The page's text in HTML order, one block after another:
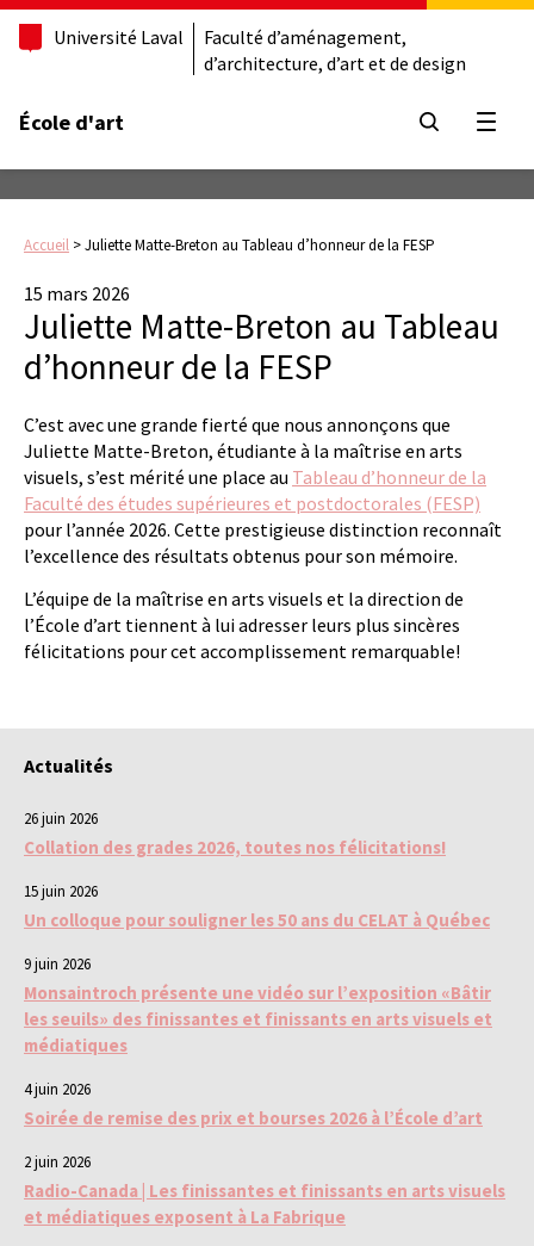
Université Laval
Faculté d’aménagement,
d’architecture, d’art et de design
École d'art
Accueil >Juliette Matte-Breton au Tableau d’honneur de la FESP
15 mars 2026
Juliette Matte-Breton au Tableau
d’honneur de la FESP
C’est avec une grande fierté que nous annonçons que
Juliette Matte-Breton, étudiante à la maîtrise en arts
visuels, s’est mérité une place au Tableau d’honneur de la
Faculté des études supérieures et postdoctorales (FESP)
pour l’année 2026. Cette prestigieuse distinction reconnaît
l’excellence des résultats obtenus pour son mémoire.
L’équipe de la maîtrise en arts visuels et la direction de
l’École d’art tiennent à lui adresser leurs plus sincères
félicitations pour cet accomplissement remarquable!
Actualités
26 juin 2026
Collation des grades 2026, toutes nos félicitations!
15 juin 2026
Un colloque pour souligner les 50 ans du CELAT à Québec
9 juin 2026
Monsaintroch présente une vidéo sur l’exposition «Bâtir
les seuils» des finissantes et finissants en arts visuels et
médiatiques
4 juin 2026
Soirée de remise des prix et bourses 2026 à l’École d’art
2 juin 2026
Radio-Canada | Les finissantes et finissants en arts visuels
et médiatiques exposent à La Fabrique